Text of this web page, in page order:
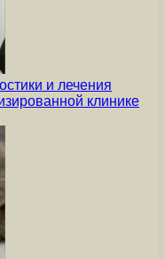
и лечения
клинике